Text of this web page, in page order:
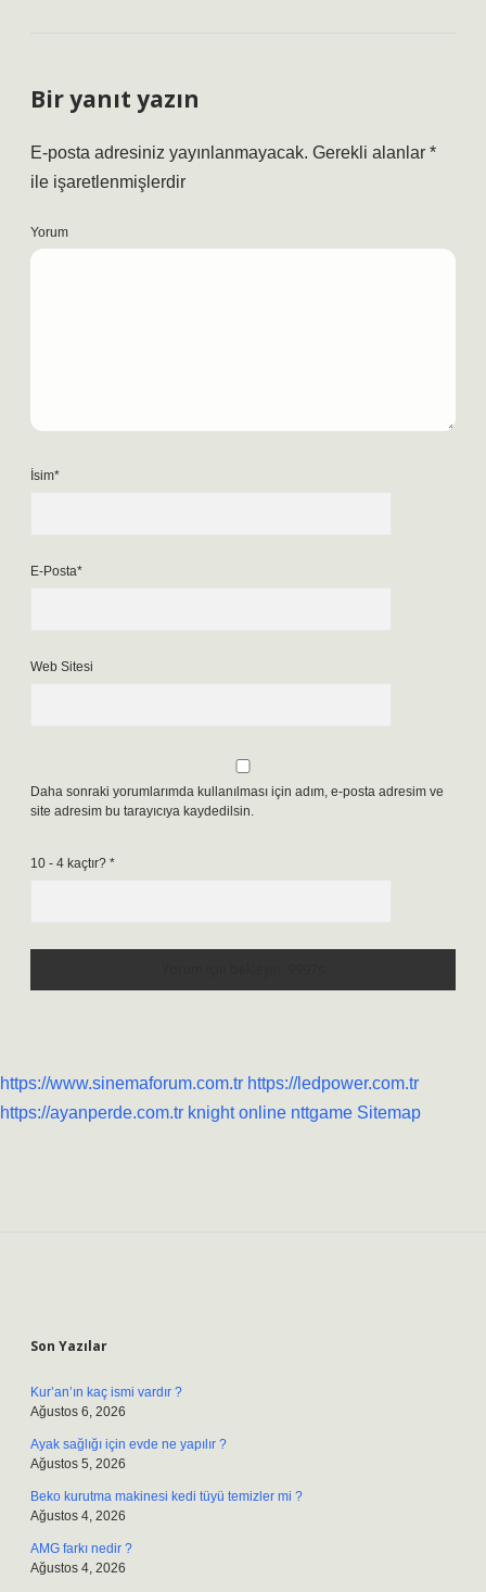
Bir yanıt yazın
E-posta adresiniz yayınlanmayacak. Gerekli alanlar *
ile işaretlenmişlerdir
Yorum
İsim*
E-Posta*
Web Sitesi
Daha sonraki yorumlarımda kullanılması için adım, e-posta adresim ve
site adresim bu tarayıcıya kaydedilsin.
10 - 4 kaçtır? *
https://www.sinemaforum.com.tr https://ledpower.com.tr
https://ayanperde.com.tr knight online nttgame Sitemap
Son Yazılar
Kur’an’ın kaç ismi vardır ?
Ağustos 6, 2026
Ayak sağlığı için evde ne yapılır ?
Ağustos 5, 2026
Beko kurutma makinesi kedi tüyü temizler mi ?
Ağustos 4, 2026
AMG farkı nedir ?
Ağustos 4, 2026